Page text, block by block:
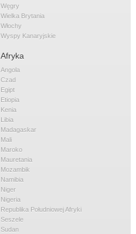
Węgry
Wielka Brytania
Włochy
Wyspy Kanaryjskie
Afryka
Angola
Czad
Egipt
Etiopia
Kenia
Libia
Madagaskar
Mali
Maroko
Mauretania
Mozambik
Namibia
Niger
Nigeria
Republika Południowej Afryki
Seszele
Sudan